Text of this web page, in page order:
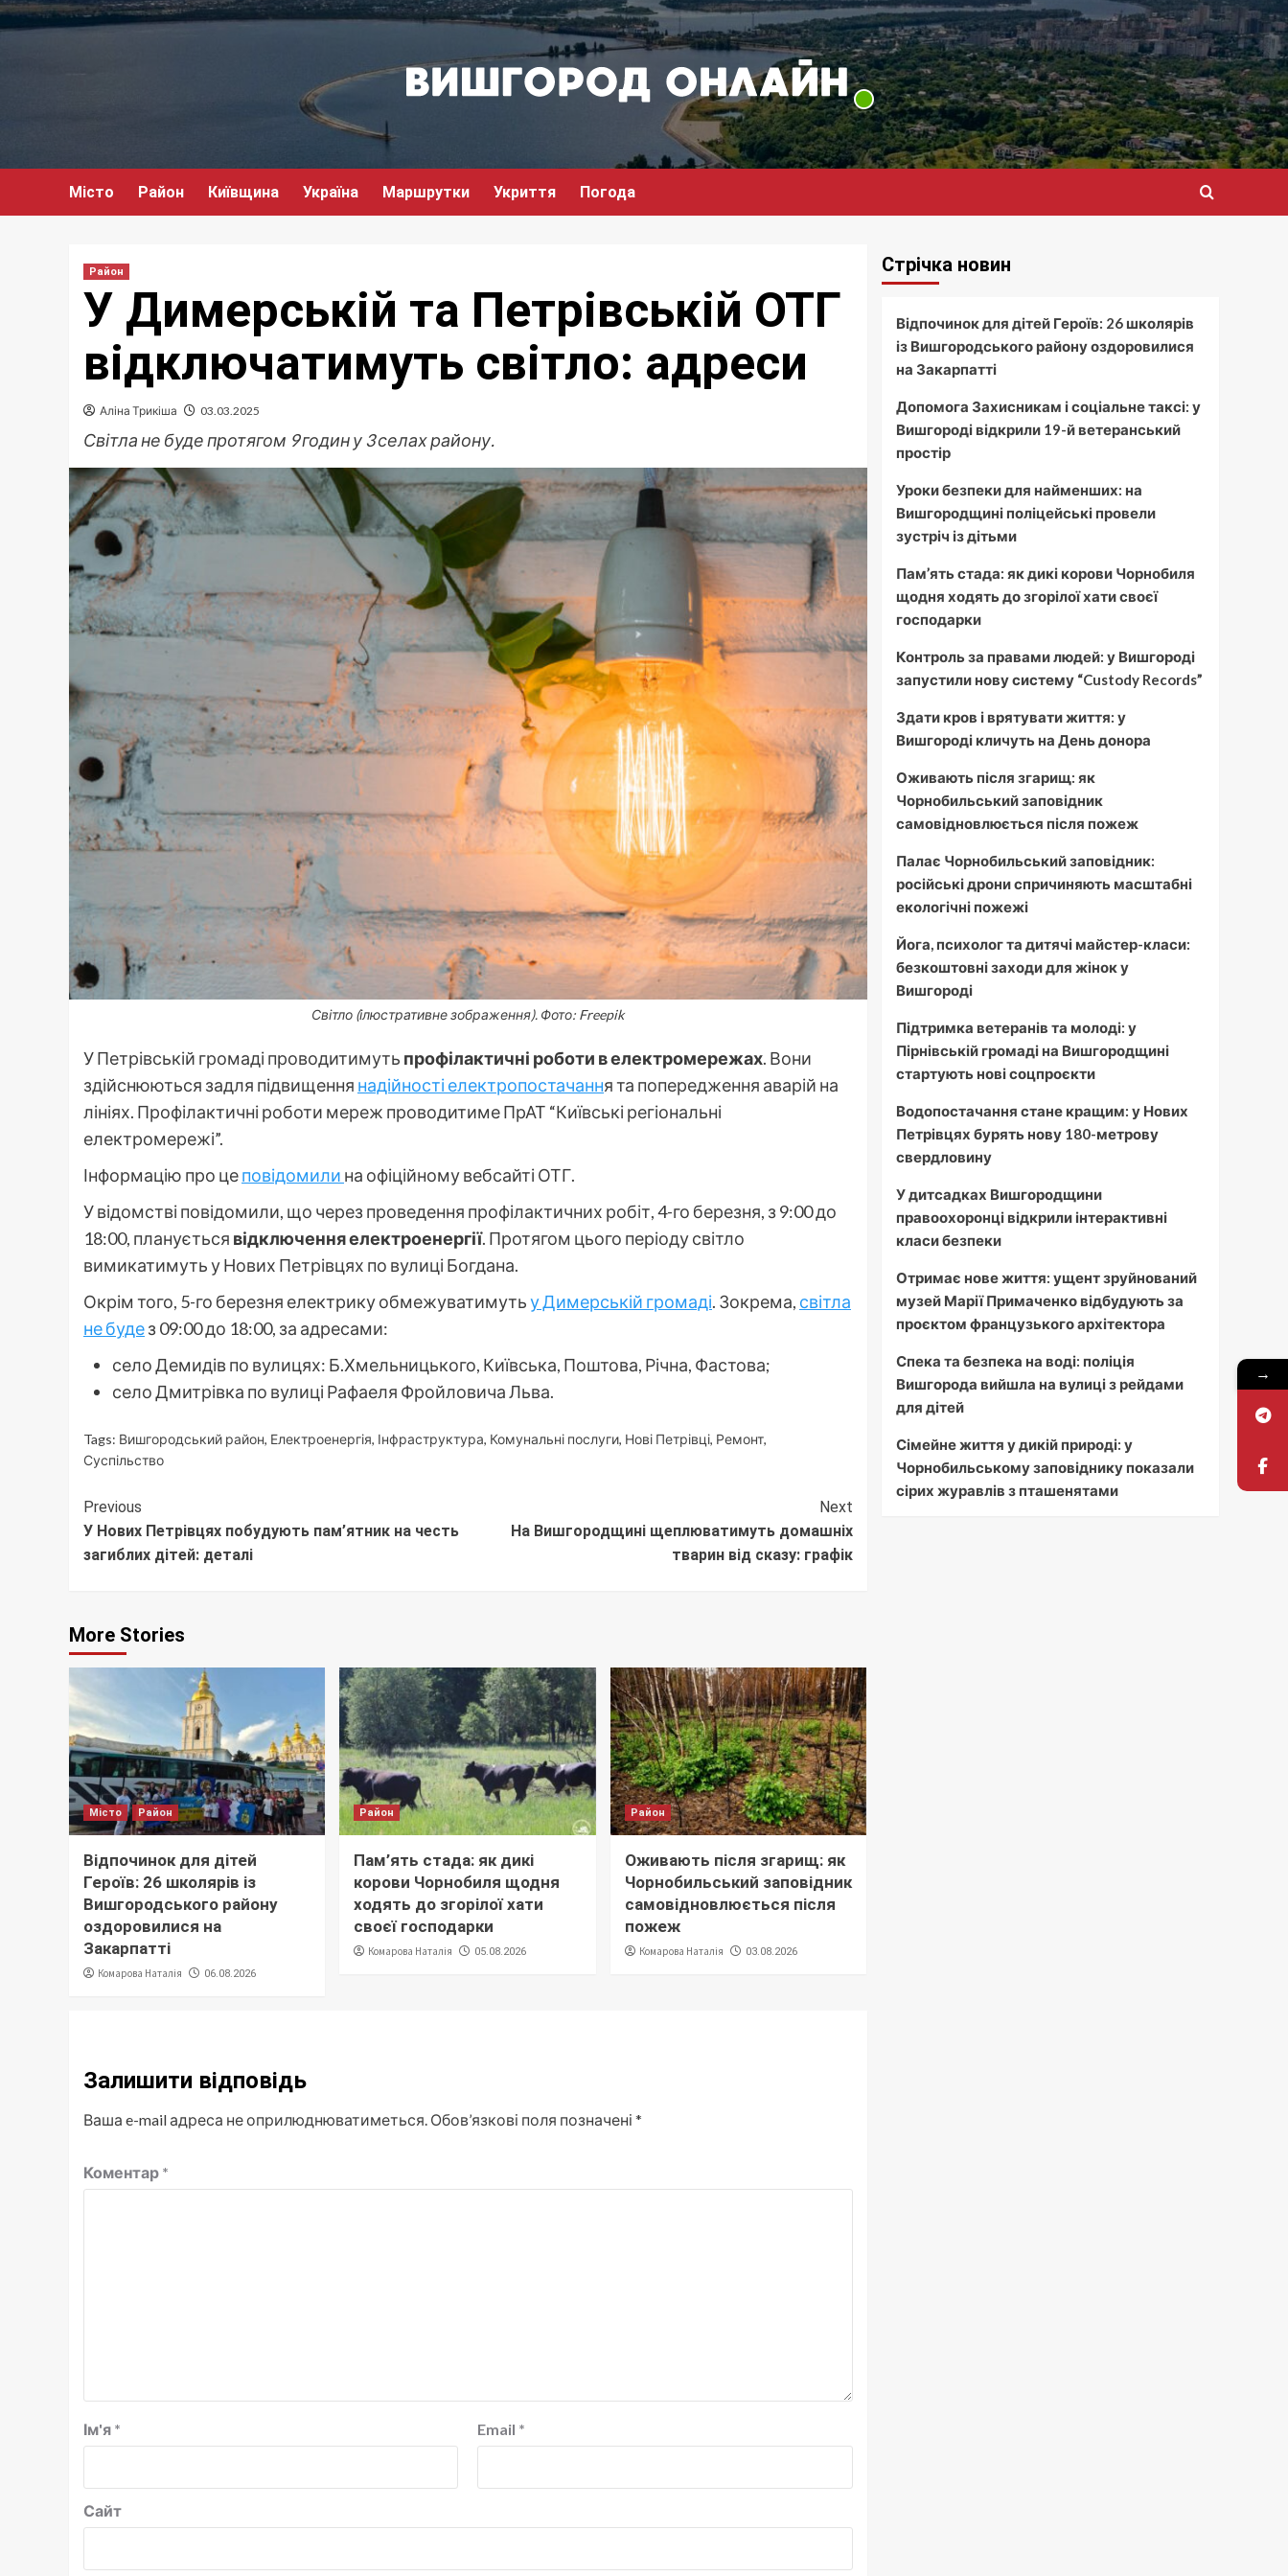
Перейти
до
Місто Район Київщина Україна Маршрутки Укриття Погода
Район
У Димерській та Петрівській ОТГ
відключатимуть світло: адреси
Аліна Трикіша 03.03.2025
Світла не буде протягом 9 годин у 3 селах району.
Світло (ілюстративне зображення). Фото: Freepik
У Петрівській громаді проводитимуть профілактичні роботи в електромережах. Вони
здійснюються задля підвищення надійності електропостачання та попередження аварій на
лініях. Профілактичні роботи мереж проводитиме ПрАТ “Київські регіональні
електромережі”.
Інформацію про цеповідомили на офіційному вебсайті ОТГ.
У відомстві повідомили, що через проведення профілактичних робіт, 4-го березня, з 9:00 до
18:00, планується відключення електроенергії. Протягом цього періоду світло
вимикатимуть у Нових Петрівцях по вулиці Богдана.
Окрім того, 5-го березня електрику обмежуватимутьу Димерській громаді. Зокрема, світла
не будез 09:00 до 18:00, за адресами:
село Демидів по вулицях: Б.Хмельницького, Київська, Поштова, Річна, Фастова;
село Дмитрівка по вулиці Рафаеля Фройловича Льва.
Tags: Вишгородський район, Електроенергія, Інфраструктура, Комунальні послуги, Нові Петрівці, Ремонт,
Суспільство
Continue
Reading
Previous
У Нових Петрівцях побудують пам’ятник на честь
загиблих дітей: деталі
Next
На Вишгородщині щеплюватимуть домашніх
тварин від сказу: графік
More Stories
Місто Район
Відпочинок для дітей
Героїв: 26 школярів із
Вишгородського району
оздоровилися на
Закарпатті
Комарова Наталія 06.08.2026
Район
Пам’ять стада: як дикі
корови Чорнобиля щодня
ходять до згорілої хати
своєї господарки
Комарова Наталія 05.08.2026
Район
Оживають після згарищ: як
Чорнобильський заповідник
самовідновлюється після
пожеж
Комарова Наталія 03.08.2026
Залишити відповідь
Ваша e-mail адреса не оприлюднюватиметься. Обов’язкові поля позначені *
Коментар *
Ім'я * Email *
Сайт
Стрічка новин
Відпочинок для дітей Героїв: 26 школярів
із Вишгородського району оздоровилися
на Закарпатті
Допомога Захисникам і соціальне таксі: у
Вишгороді відкрили 19-й ветеранський
простір
Уроки безпеки для найменших: на
Вишгородщині поліцейські провели
зустріч із дітьми
Пам’ять стада: як дикі корови Чорнобиля
щодня ходять до згорілої хати своєї
господарки
Контроль за правами людей: у Вишгороді
запустили нову систему “Custody Records”
Здати кров і врятувати життя: у
Вишгороді кличуть на День донора
Оживають після згарищ: як
Чорнобильський заповідник
самовідновлюється після пожеж
Палає Чорнобильський заповідник:
російські дрони спричиняють масштабні
екологічні пожежі
Йога, психолог та дитячі майстер-класи:
безкоштовні заходи для жінок у
Вишгороді
Підтримка ветеранів та молоді: у
Пірнівській громаді на Вишгородщині
стартують нові соцпроєкти
Водопостачання стане кращим: у Нових
Петрівцях бурять нову 180-метрову
свердловину
У дитсадках Вишгородщини
правоохоронці відкрили інтерактивні
класи безпеки
Отримає нове життя: ущент зруйнований
музей Марії Примаченко відбудують за
проєктом французького архітектора
Спека та безпека на воді: поліція
Вишгорода вийшла на вулиці з рейдами
для дітей
Сімейне життя у дикій природі: у
Чорнобильському заповіднику показали
сірих журавлів з пташенятами
→